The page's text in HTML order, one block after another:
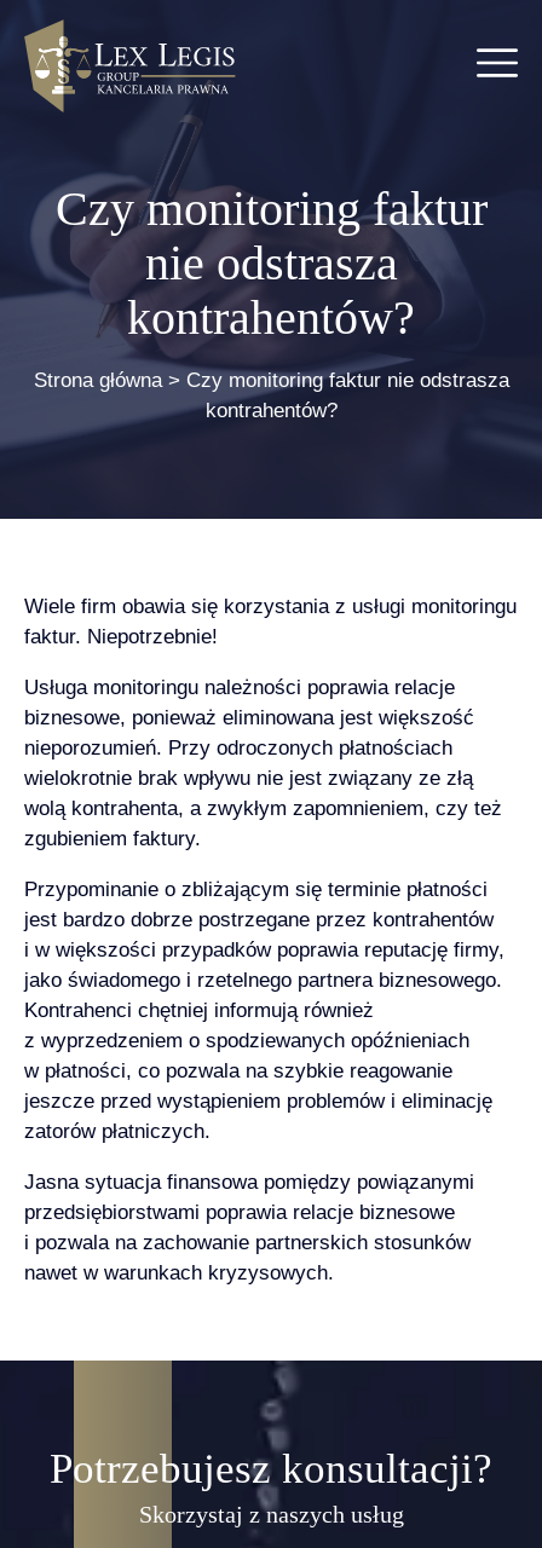
Czy monitoring faktur
nie odstrasza
kontrahentów?
Strona główna> Czy monitoring faktur nie odstrasza
kontrahentów?
Wiele firm obawia się korzystania z usługi monitoringu
faktur. Niepotrzebnie!
Usługa monitoringu należności poprawia relacje
biznesowe, ponieważ eliminowana jest większość
nieporozumień. Przy odroczonych płatnościach
wielokrotnie brak wpływu nie jest związany ze złą
wolą kontrahenta, a zwykłym zapomnieniem, czy też
zgubieniem faktury.
Przypominanie o zbliżającym się terminie płatności
jest bardzo dobrze postrzegane przez kontrahentów
i w większości przypadków poprawia reputację firmy,
jako świadomego i rzetelnego partnera biznesowego.
Kontrahenci chętniej informują również
z wyprzedzeniem o spodziewanych opóźnieniach
w płatności, co pozwala na szybkie reagowanie
jeszcze przed wystąpieniem problemów i eliminację
zatorów płatniczych.
Jasna sytuacja finansowa pomiędzy powiązanymi
przedsiębiorstwami poprawia relacje biznesowe
i pozwala na zachowanie partnerskich stosunków
nawet w warunkach kryzysowych.
Potrzebujesz konsultacji?
Skorzystaj z naszych usług